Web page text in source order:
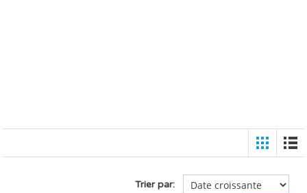
Trier par: